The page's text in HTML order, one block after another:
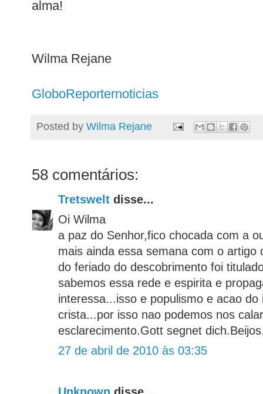
alma!
Wilma Rejane
GloboReporternoticias
Posted by Wilma Rejane
58 comentários:
Tretswelt disse...
Oi Wilma
a paz do Senhor,fico chocada com a
mais ainda essa semana com o artigo
do feriado do descobrimento foi
sabemos essa rede e espirita e
interessa...isso e populismo e acao
crista...por isso nao podemos nos
esclarecimento.Gott segnet
27 de abril de 2010 às 03:35